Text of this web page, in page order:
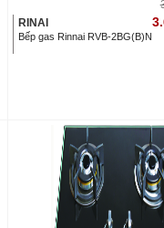
RINAI
Bếp gas Rinnai RVB-2BG(B)N